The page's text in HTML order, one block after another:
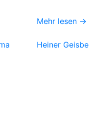
Mehr lesen →
Heiner Geisbe